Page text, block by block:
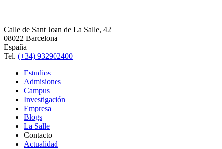
Calle de Sant Joan de La Salle, 42
08022 Barcelona
España
Tel. (+34) 932902400
Estudios
Admisiones
Campus
Investigación
Empresa
Blogs
La Salle
Contacto
Actualidad